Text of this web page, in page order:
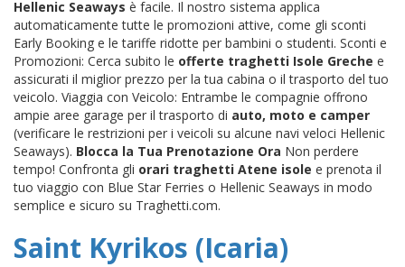
Hellenic Seaways è facile. Il nostro sistema applica
automaticamente tutte le promozioni attive, come gli sconti
Early Booking e le tariffe ridotte per bambini o studenti. Sconti e
Promozioni: Cerca subito le offerte traghetti Isole Greche e
assicurati il miglior prezzo per la tua cabina o il trasporto del tuo
veicolo. Viaggia con Veicolo: Entrambe le compagnie offrono
ampie aree garage per il trasporto di auto, moto e camper
(verificare le restrizioni per i veicoli su alcune navi veloci Hellenic
Seaways). Blocca la Tua Prenotazione Ora Non perdere
tempo! Confronta gli orari traghetti Atene isole e prenota il
tuo viaggio con Blue Star Ferries o Hellenic Seaways in modo
semplice e sicuro su Traghetti.com.
Saint Kyrikos (Icaria)